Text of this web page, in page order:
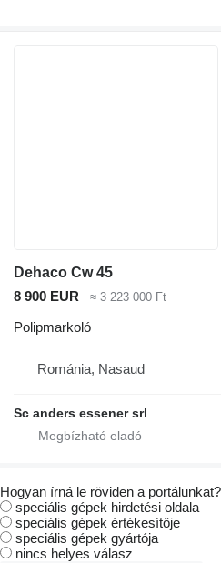
Dehaco Cw 45
8 900 EUR
≈ 3 223 000 Ft
Polipmarkoló
Románia, Nasaud
Sc anders essener srl
Hogyan írná le röviden a portálunkat?
speciális gépek hirdetési oldala
speciális gépek értékesítője
speciális gépek gyártója
nincs helyes válasz